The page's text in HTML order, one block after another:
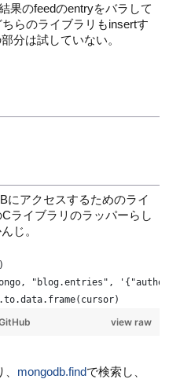
果のfeedのentryをバラして
らのライブラリもinsertす
分は試していない。
にアクセスするためのライ
ライブラリのラッパーらし
じ。
"blog.entries",
view raw
mongodb.findで検索し、